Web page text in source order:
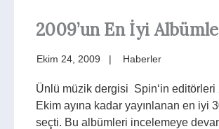
2009’un En İyi
Ekim 24, 2009 Haberler
Ünlü müzik dergisi Spin‘in editörleri
Ekim ayına kadar yayınlanan en iyi
seçti. Bu albümleri incelemeye